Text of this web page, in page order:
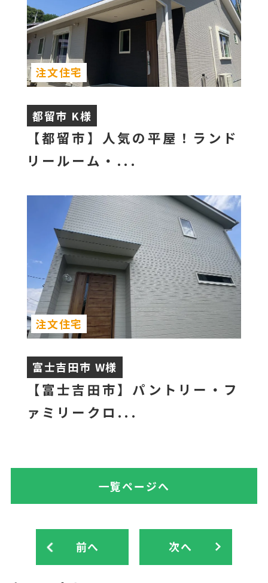
都留市 K様
【都留市】人気の平屋！ランド
リールーム・...
注文住宅
富士吉田市 W様
【富士吉田市】パントリー・フ
ァミリークロ...
注文住宅
前へ
一覧ページへ
次へ